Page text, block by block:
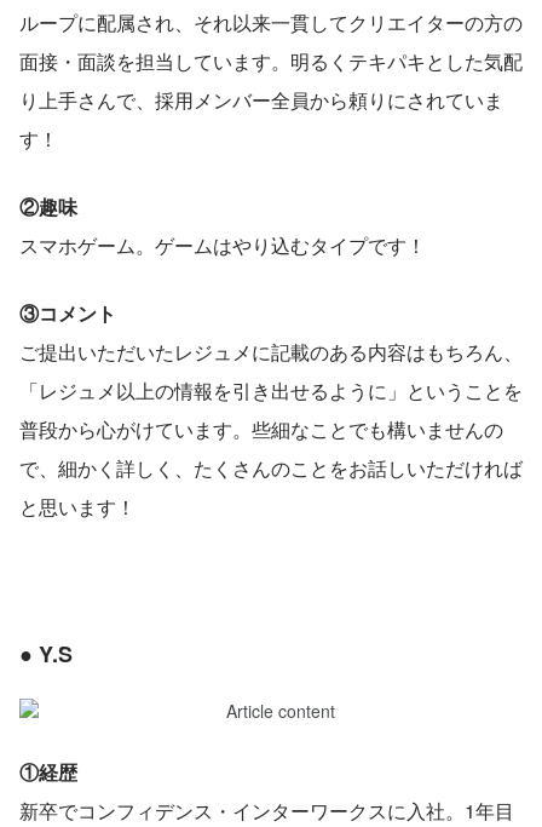
ループに配属され、それ以来一貫してクリエイターの方の
面接・面談を担当しています。明るくテキパキとした気配
り上手さんで、採用メンバー全員から頼りにされていま
す！
②趣味
スマホゲーム。ゲームはやり込むタイプです！
③コメント
ご提出いただいたレジュメに記載のある内容はもちろん、
「レジュメ以上の情報を引き出せるように」ということを
普段から心がけています。些細なことでも構いませんの
で、細かく詳しく、たくさんのことをお話しいただければ
と思います！
● Y.S
①経歴
新卒でコンフィデンス・インターワークスに入社。1年目